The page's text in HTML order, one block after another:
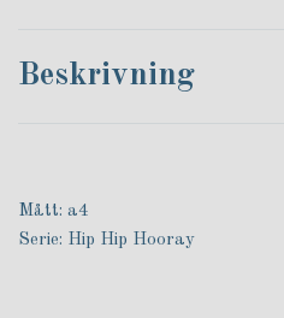
Beskrivning
Mått: a4
Serie: Hip Hip Hooray